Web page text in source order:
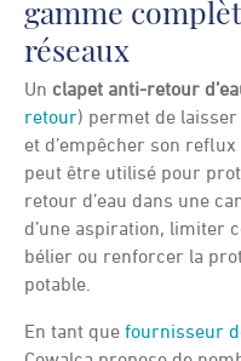
gamme
réseaux
Un clapet anti-retour
retour) permet de
et d’empêcher son
peut être utilisé pour
retour d’eau dans une
d’une aspiration, limiter
bélier ou renforcer la
potable.
En tant que fournisseur